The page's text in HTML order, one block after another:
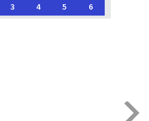
3 4 5 6